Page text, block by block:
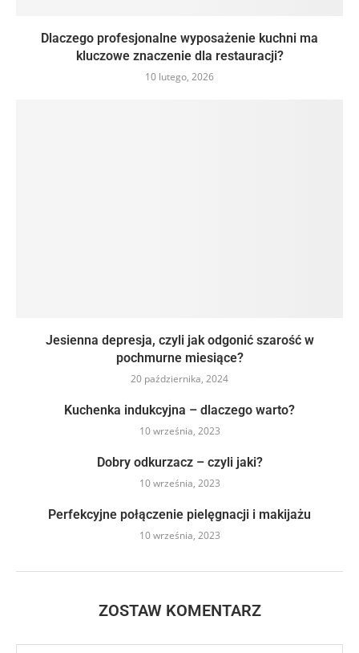
Dlaczego profesjonalne wyposażenie kuchni ma
kluczowe znaczenie dla restauracji?
10 lutego, 2026
Jesienna depresja, czyli jak odgonić szarość w
pochmurne miesiące?
20 października, 2024
Kuchenka indukcyjna – dlaczego warto?
10 września, 2023
Dobry odkurzacz – czyli jaki?
10 września, 2023
Perfekcyjne połączenie pielęgnacji i makijażu
10 września, 2023
ZOSTAW KOMENTARZ